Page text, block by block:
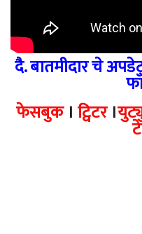
दै. बातमीदार चे
फेसबुक। ट्विटर।